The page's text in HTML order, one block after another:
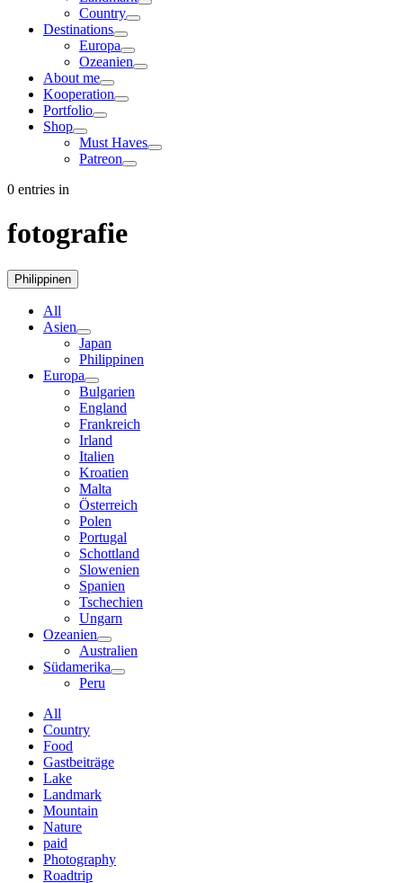
Country
Destinations
Europa
Ozeanien
About me
Kooperation
Portfolio
Shop
Must Haves
Patreon
0 entries in
fotografie
Philippinen
All
Asien
Japan
Philippinen
Europa
Bulgarien
England
Frankreich
Irland
Italien
Kroatien
Malta
Österreich
Polen
Portugal
Schottland
Slowenien
Spanien
Tschechien
Ungarn
Ozeanien
Australien
Südamerika
Peru
All
Country
Food
Gastbeiträge
Lake
Landmark
Mountain
Nature
paid
Photography
Roadtrip